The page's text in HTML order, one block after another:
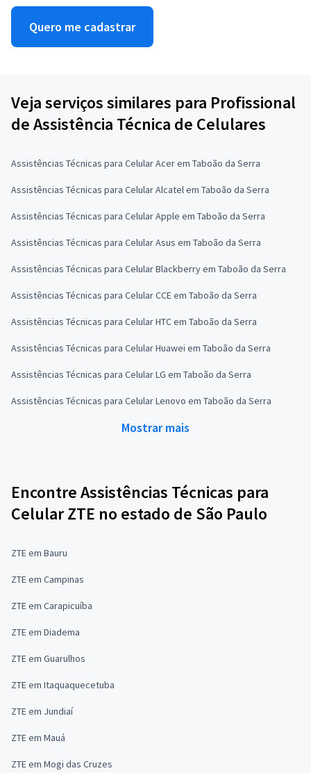
Quero me cadastrar
Veja serviços similares para Profissional
de Assistência Técnica de Celulares
Assistências Técnicas para Celular Acer em Taboão da Serra
Assistências Técnicas para Celular Alcatel em Taboão da Serra
Assistências Técnicas para Celular Apple em Taboão da Serra
Assistências Técnicas para Celular Asus em Taboão da Serra
Assistências Técnicas para Celular Blackberry em Taboão da Serra
Assistências Técnicas para Celular CCE em Taboão da Serra
Assistências Técnicas para Celular HTC em Taboão da Serra
Assistências Técnicas para Celular Huawei em Taboão da Serra
Assistências Técnicas para Celular LG em Taboão da Serra
Assistências Técnicas para Celular Lenovo em Taboão da Serra
Mostrar mais
Encontre Assistências Técnicas para
Celular ZTE no estado de São Paulo
ZTE em Bauru
ZTE em Campinas
ZTE em Carapicuíba
ZTE em Diadema
ZTE em Guarulhos
ZTE em Itaquaquecetuba
ZTE em Jundiaí
ZTE em Mauá
ZTE em Mogi das Cruzes